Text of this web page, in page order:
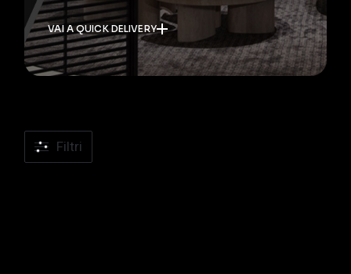
VAI A QUICK DELIVERY
Filtri